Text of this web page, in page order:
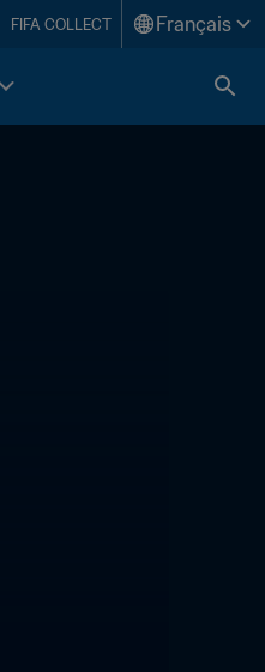
FIFA COLLECT Français